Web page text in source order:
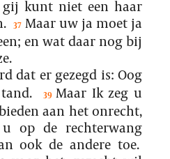
kunt niet een haar
37 Maar uw ja moet ja
en wat daar nog bij
dat er gezegd is: Oog
39 Maar Ik zeg u
aan het onrecht,
op de rechterwang
ook de andere toe.